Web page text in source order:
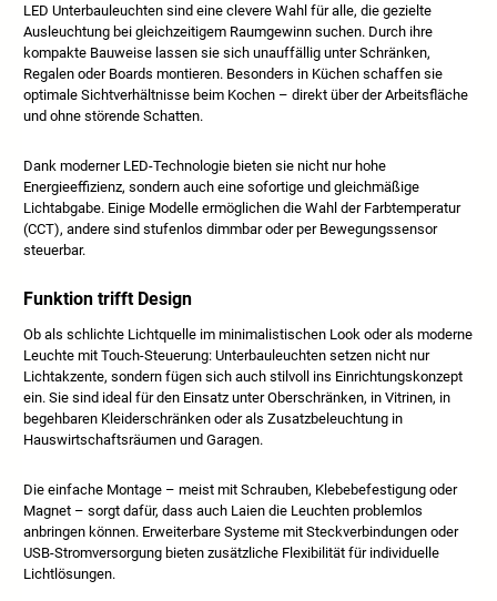
LED Unterbauleuchten sind eine clevere Wahl für alle, die gezielte
Ausleuchtung bei gleichzeitigem Raumgewinn suchen. Durch ihre
kompakte Bauweise lassen sie sich unauffällig unter Schränken,
Regalen oder Boards montieren. Besonders in Küchen schaffen sie
optimale Sichtverhältnisse beim Kochen – direkt über der Arbeitsfläche
und ohne störende Schatten.
Dank moderner LED-Technologie bieten sie nicht nur hohe
Energieeffizienz, sondern auch eine sofortige und gleichmäßige
Lichtabgabe. Einige Modelle ermöglichen die Wahl der Farbtemperatur
(CCT), andere sind stufenlos dimmbar oder per Bewegungssensor
steuerbar.
Funktion trifft Design
Ob als schlichte Lichtquelle im minimalistischen Look oder als moderne
Leuchte mit Touch-Steuerung: Unterbauleuchten setzen nicht nur
Lichtakzente, sondern fügen sich auch stilvoll ins Einrichtungskonzept
ein. Sie sind ideal für den Einsatz unter Oberschränken, in Vitrinen, in
begehbaren Kleiderschränken oder als Zusatzbeleuchtung in
Hauswirtschaftsräumen und Garagen.
Die einfache Montage – meist mit Schrauben, Klebebefestigung oder
Magnet – sorgt dafür, dass auch Laien die Leuchten problemlos
anbringen können. Erweiterbare Systeme mit Steckverbindungen oder
USB-Stromversorgung bieten zusätzliche Flexibilität für individuelle
Lichtlösungen.